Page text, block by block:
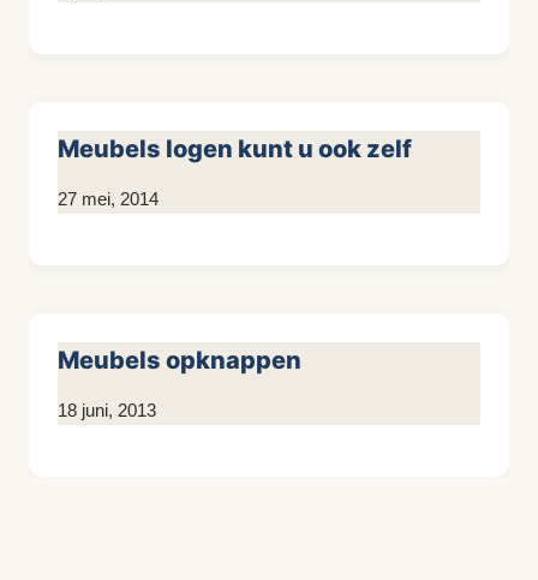
Meubels logen kunt u ook zelf
Door
27 mei, 2014
Meubels opknappen
Door
18 juni, 2013